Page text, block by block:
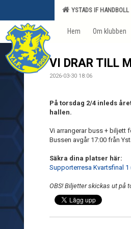
YSTADS IF HANDBOLL
Hem Om klubben
VI DRAR TILL
2026-03-30 18:06
På torsdag 2/4 inleds
hallen.
Vi arrangerar buss + biljett
Bussen avgår 17:00 från
Säkra dina platser här:
Supporterresa Kvartsfinal 1
OBS! Biljetter skickas ut på